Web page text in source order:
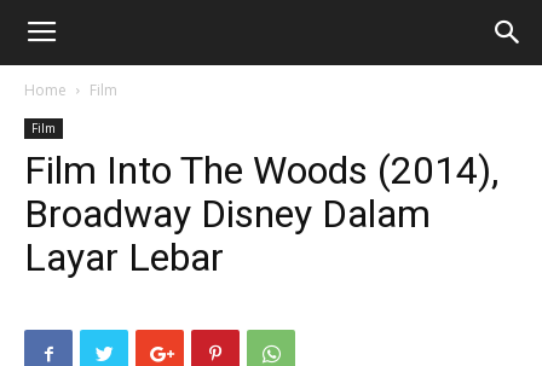
Home Film
Film
Film Into The Woods (2014),
Broadway Disney Dalam
Layar Lebar